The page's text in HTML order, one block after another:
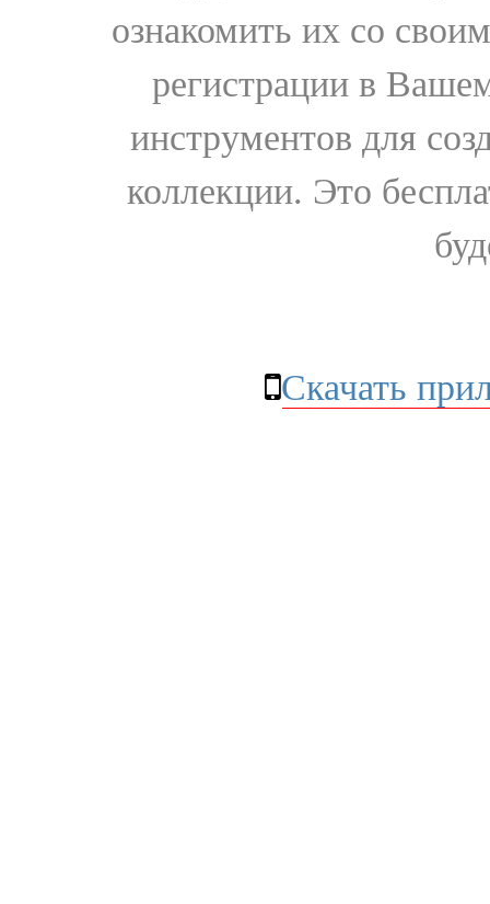
ознакомить их со
регистрации в
инструментов для
коллекции. Это
Скачать